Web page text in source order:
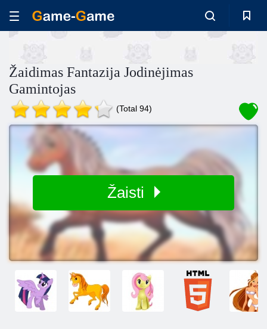
Žaidimas Fantazija Jodinėjimas
Gamintojas
(Total 94)
Žaisti